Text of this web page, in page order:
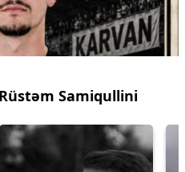
Samiqullini